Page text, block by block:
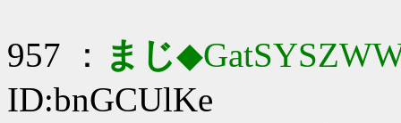
957 ： まじ
ID:bnGCUlKe